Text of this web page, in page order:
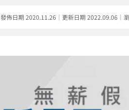
發佈日期 2020.11.26｜更新日期 2022.09.06｜